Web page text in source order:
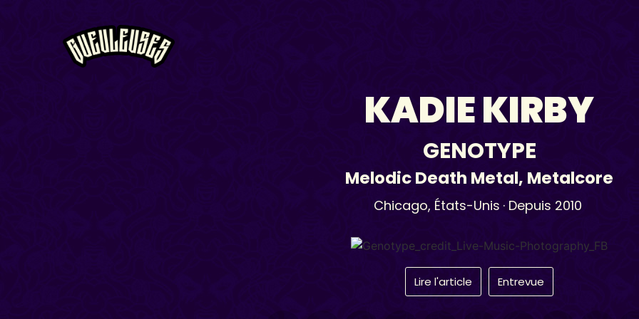
KADIE KIRBY
GENOTYPE
Melodic Death Metal, Metalcore
Chicago, États-Unis · Depuis 2010
Lire l'article Entrevue